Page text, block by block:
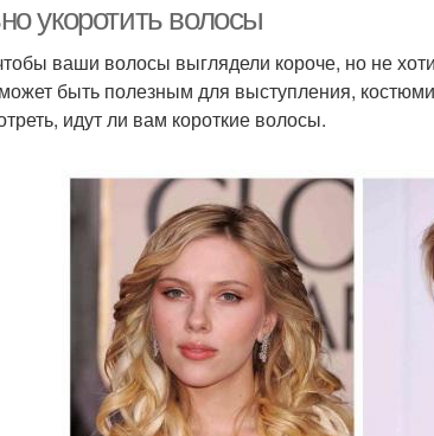
укоротить волосы
ваши волосы выглядели короче, но не
быть полезным для выступления,
идут ли вам короткие волосы.